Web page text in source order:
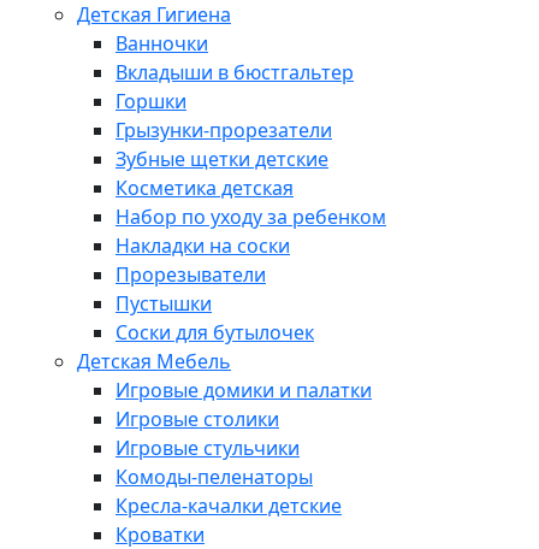
Детская Гигиена
Ванночки
Вкладыши в бюстгальтер
Горшки
Грызунки-прорезатели
Зубные щетки детские
Косметика детская
Набор по уходу за ребенком
Накладки на соски
Прорезыватели
Пустышки
Соски для бутылочек
Детская Мебель
Игровые домики и палатки
Игровые столики
Игровые стульчики
Комоды-пеленаторы
Кресла-качалки детские
Кроватки